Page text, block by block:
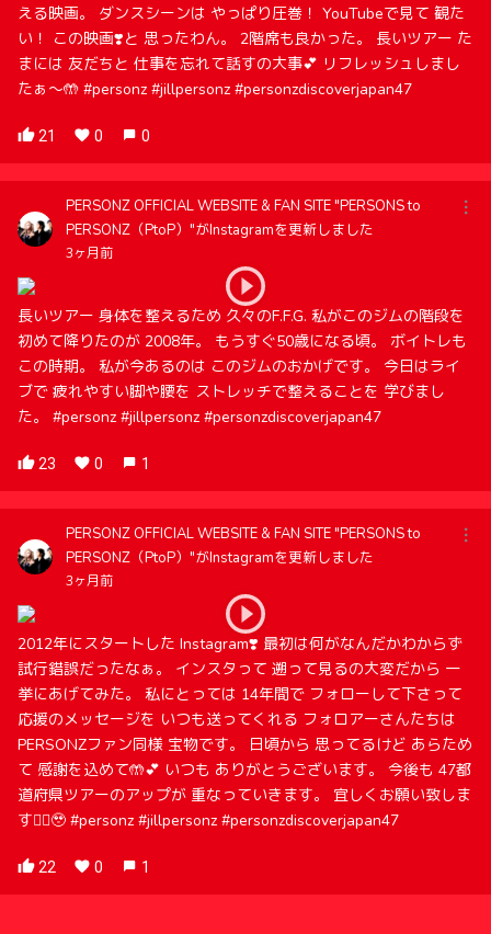
える映画。 ダンスシーンは やっぱり圧巻！ YouTubeで見て 観た
い！ この映画❣️と 思ったわん。 2階席も良かった。 長いツアー た
まには 友だちと 仕事を忘れて話すの大事💕 リフレッシュしまし
たぁ〜🤲 #personz #jillpersonz #personzdiscoverjapan47
21 0 0
PERSONZ OFFICIAL WEBSITE & FAN SITE "PERSONS to
PERSONZ（PtoP）"がInstagramを更新しました
3ヶ月前
長いツアー 身体を整えるため 久々のF.F.G. 私がこのジムの階段を
初めて降りたのが 2008年。 もうすぐ50歳になる頃。 ボイトレも
この時期。 私が今あるのは このジムのおかげです。 今日はライ
ブで 疲れやすい脚や腰を ストレッチで整えることを 学びまし
た。 #personz #jillpersonz #personzdiscoverjapan47
23 0 1
PERSONZ OFFICIAL WEBSITE & FAN SITE "PERSONS to
PERSONZ（PtoP）"がInstagramを更新しました
3ヶ月前
2012年にスタートした Instagram❣️ 最初は何がなんだかわからず
試行錯誤だったなぁ。 インスタって 遡って見るの大変だから 一
挙にあげてみた。 私にとっては 14年間で フォローして下さって
応援のメッセージを いつも送ってくれる フォロアーさんたちは
PERSONZファン同様 宝物です。 日頃から 思ってるけど あらため
て 感謝を込めて🤲💕 いつも ありがとうございます。 今後も 47都
道府県ツアーのアップが 重なっていきます。 宜しくお願い致しま
す🙇‍♀️🥹 #personz #jillpersonz #personzdiscoverjapan47
22 0 1